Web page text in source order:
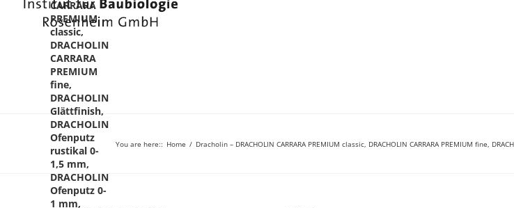
CARRARA
PREMIUM
classic,
DRACHOLIN
CARRARA
PREMIUM
fine,
DRACHOLIN
Glättfinish,
DRACHOLIN
Ofenputz
rustikal 0-
1,5 mm,
DRACHOLIN
Ofenputz 0-
1 mm,
You are here:: Home / Dracholin – DRACHOLIN CARRARA PREMIUM classic, DRACHOLIN CARRARA PREMIUM fine,